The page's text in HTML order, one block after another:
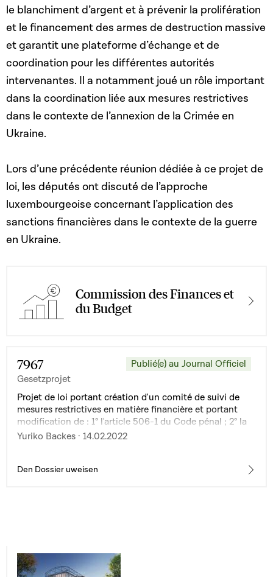
le blanchiment d’argent et à prévenir la prolifération
et le financement des armes de destruction massive
et garantit une plateforme d’échange et de
coordination pour les différentes autorités
intervenantes. Il a notamment joué un rôle important
dans la coordination liée aux mesures restrictives
dans le contexte de l’annexion de la Crimée en
Ukraine.
Lors d’une précédente réunion dédiée à ce projet de
loi, les députés ont discuté de l’approche
luxembourgeoise concernant l’application des
sanctions financières dans le contexte de la guerre
en Ukraine.
Commission des Finances et
du Budget
7967
Gesetzprojet
Publié(e) au Journal Officiel
Projet de loi portant création d'un comité de suivi de
mesures restrictives en matière financière et portant
modification de : 1° l'article 506-1 du Code pénal ; 2° la
loi du 19 décembre 2020 relative à la mise en oeuvre de
Yuriko Backes · 14.02.2022
Den Dossier uweisen